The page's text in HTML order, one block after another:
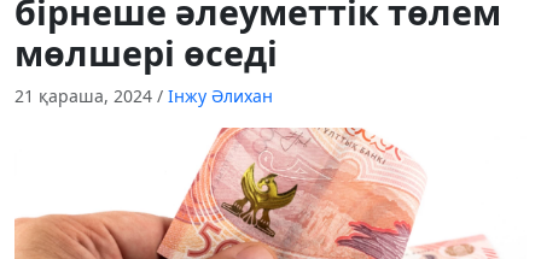
бірнеше әлеуметтік төлем
мөлшері өседі
21 қараша, 2024 / Інжу Әлихан